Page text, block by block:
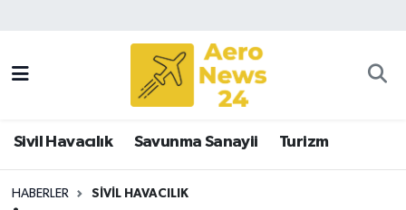
Sivil Havacılık Savunma Sanayii Turizm
HABERLER SIVIL HAVACILIK